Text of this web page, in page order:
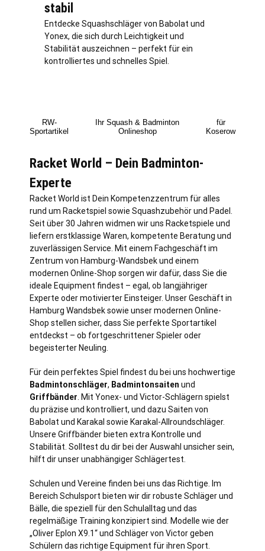
stabil
Entdecke Squashschläger von Babolat und
Yonex, die sich durch Leichtigkeit und
Stabilität auszeichnen – perfekt für ein
kontrolliertes und schnelles Spiel.
RW-
Sportartikel
Ihr Squash & Badminton
Onlineshop
für
Koserow
Racket World – Dein Badminton-
Experte
Racket World ist Dein Kompetenzzentrum für alles
rund um Racketspiel sowie Squashzubehör und Padel.
Seit über 30 Jahren widmen wir uns Racketspiele und
liefern erstklassige Waren, kompetente Beratung und
zuverlässigen Service. Mit einem Fachgeschäft im
Zentrum von Hamburg-Wandsbek und einem
modernen Online-Shop sorgen wir dafür, dass Sie die
ideale Equipment findest – egal, ob langjähriger
Experte oder motivierter Einsteiger. Unser Geschäft in
Hamburg Wandsbek sowie unser modernen Online-
Shop stellen sicher, dass Sie perfekte Sportartikel
entdeckst – ob fortgeschrittener Spieler oder
begeisterter Neuling.
Für dein perfektes Spiel findest du bei uns hochwertige
Badmintonschläger, Badmintonsaiten und
Griffbänder . Mit Yonex- und Victor-Schlägern spielst
du präzise und kontrolliert, und dazu Saiten von
Babolat und Karakal sowie Karakal-Allroundschläger.
Unsere Griffbänder bieten extra Kontrolle und
Stabilität. Solltest du dir bei der Auswahl unsicher sein,
hilft dir unser unabhängiger Schlägertest.
Schulen und Vereine finden bei uns das Richtige. Im
Bereich Schulsport bieten wir dir robuste Schläger und
Bälle, die speziell für den Schulalltag und das
regelmäßige Training konzipiert sind. Modelle wie der
„Oliver Eplon X9.1“ und Schläger von Victor geben
Schülern das richtige Equipment für ihren Sport.